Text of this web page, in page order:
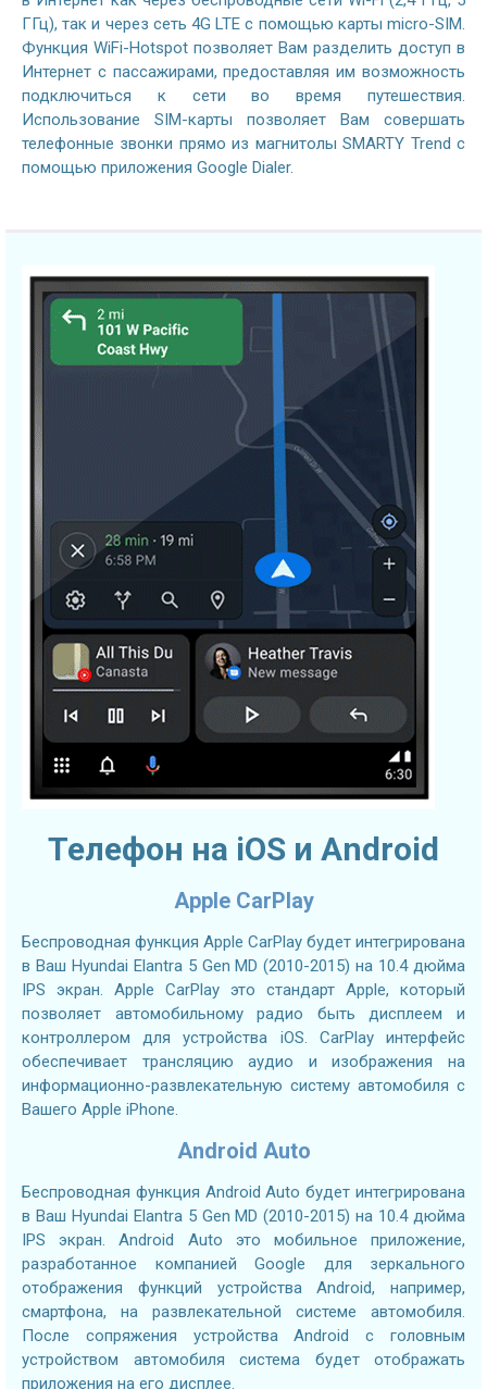
ГГц), так и через сеть 4G LTE с помощью карты micro-SIM.
Функция WiFi-Hotspot позволяет Вам разделить доступ в
Интернет с пассажирами, предоставляя им возможность
подключиться к сети во время путешествия.
Использование SIM-карты позволяет Вам совершать
телефонные звонки прямо из магнитолы SMARTY Trend с
помощью приложения Google Dialer.
Телефон на iOS и Android
Apple CarPlay
Беспроводная функция Apple CarPlay будет интегрирована
в Ваш Hyundai Elantra 5 Gen MD (2010-2015) на 10.4 дюйма
IPS экран. Apple CarPlay это стандарт Apple, который
позволяет автомобильному радио быть дисплеем и
контроллером для устройства iOS. CarPlay интерфейс
обеспечивает трансляцию аудио и изображения на
информационно-развлекательную систему автомобиля с
Вашего Apple iPhone.
Android Auto
Беспроводная функция Android Auto будет интегрирована
в Ваш Hyundai Elantra 5 Gen MD (2010-2015) на 10.4 дюйма
IPS экран. Android Auto это мобильное приложение,
разработанное компанией Google для зеркального
отображения функций устройства Android, например,
смартфона, на развлекательной системе автомобиля.
После сопряжения устройства Android с головным
устройством автомобиля система будет отображать
приложения на его дисплее.